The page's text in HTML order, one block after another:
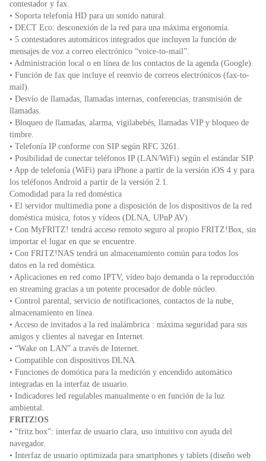
contestador y fax.
• Soporta telefonía HD para un sonido natural.
• DECT Eco: desconexión de la red para una máxima ergonomía.
• 5 contestadores automáticos integrados que incluyen la función de
mensajes de voz a correo electrónico “voice-to-mail”.
• Administración local o en línea de los contactos de la agenda (Google).
• Función de fax que incluye el reenvío de correos electrónicos (fax-to-
mail).
• Desvío de llamadas, llamadas internas, conferencias, transmisión de
llamadas.
• Bloqueo de llamadas, alarma, vigilabebés, llamadas VIP y bloqueo de
timbre.
• Telefonía IP conforme con SIP según RFC 3261.
• Posibilidad de conectar teléfonos IP (LAN/WiFi) según el estándar SIP.
• App de telefonía (WiFi) para iPhone a partir de la versión iOS 4 y para
los teléfonos Android a partir de la versión 2.1.
Comodidad para la red doméstica
• El servidor multimedia pone a disposición de los dispositivos de la red
doméstica música, fotos y vídeos (DLNA, UPnP AV).
• Con MyFRITZ! tendrá acceso remoto seguro al propio FRITZ!Box, sin
importar el lugar en que se encuentre.
• Con FRITZ!NAS tendrá un almacenamiento común para todos los
datos en la red doméstica.
• Aplicaciones en red como IPTV, vídeo bajo demanda o la reproducción
en streaming gracias a un potente procesador de doble núcleo.
• Control parental, servicio de notificaciones, contactos de la nube,
almacenamiento en línea.
• Acceso de invitados a la red inalámbrica : máxima seguridad para sus
amigos y clientes al navegar en Internet.
• “Wake on LAN” a través de Internet.
• Compatible con dispositivos DLNA.
• Funciones de domótica para la medición y encendido automático
integradas en la interfaz de usuario.
• Indicadores led regulables manualmente o en función de la luz
ambiental.
FRITZ!OS
• “fritz.box”: interfaz de usuario clara, uso intuitivo con ayuda del
navegador.
• Interfaz de usuario optimizada para smartphones y tablets (diseño web